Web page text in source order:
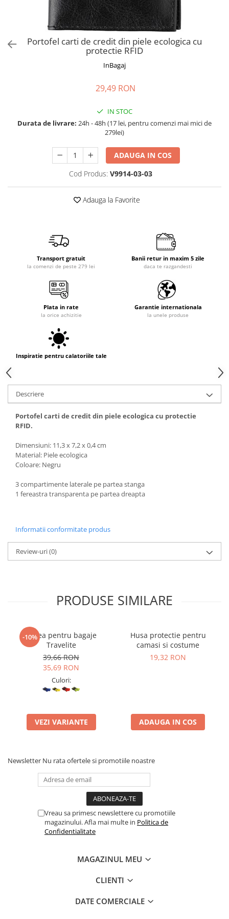
Business Travel
Borsete
Portofel carti de credit din piele ecologica cu
protectie RFID
InBagaj
29,49 RON
IN STOC
Durata de livrare: 24h - 48h (17 lei, pentru comenzi mai mici de
279lei)
ADAUGA IN COS
Cod Produs: V9914-03-03
Adauga la Favorite
Transport gratuit
la comenzi de peste 279 lei
Banii retur in maxim 5 zile
daca te razgandesti
Plata in rate
la orice achizitie
Garantie internationala
la unele produse
Inspiratie pentru calatoriile tale
Descriere
Portofel carti de credit din piele ecologica cu protectie
RFID.
Dimensiuni: 11,3 x 7,2 x 0,4 cm
Material: Piele ecologica
Coloare: Negru
3 compartimente laterale pe partea stanga
1 fereastra transparenta pe partea dreapta
Informatii conformitate produs
Review-uri(0)
PRODUSE SIMILARE
-10%
Curea pentru bagaje
Travelite
39,66 RON
35,69 RON
Culori:
VEZI VARIANTE
Husa protectie pentru
camasi si costume
19,32 RON
ADAUGA IN COS
Newsletter Nu rata ofertele si promotiile noastre
Vreau sa primesc newslettere cu promotiile
magazinului. Afla mai multe in Politica de
Confidentialitate
MAGAZINUL MEU
CLIENTI
DATE COMERCIALE